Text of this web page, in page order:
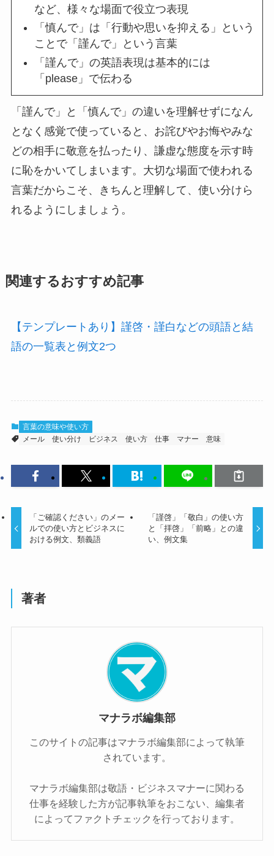
など、様々な場面で役立つ表現
「慎んで」は「行動や思いを抑える」という
ことで「謹んで」という言葉
「謹んで」の英語表現は基本的には
「please」で伝わる
「謹んで」と「慎んで」の違いを理解せずになん
となく感覚で使っていると、お詫びやお悔やみな
どの相手に敬意を払ったり、謙虚な態度を示す時
に恥をかいてしまいます。大切な場面で使われる
言葉だからこそ、きちんと理解して、使い分けら
れるようにしましょう。
関連するおすすめ記事
【テンプレートあり】謹啓・謹白などの頭語と結
語の一覧表と例文2つ
言葉の意味や使い方
メール
使い分け ビジネス 使い方 仕事 マナー 意味
「ご確認ください」のメー
ルでの使い方とビジネスに
おける例文、類義語
「謹啓」「敬白」の使い方
と「拝啓」「前略」との違
い、例文集
著者
マナラボ編集部
このサイトの記事はマナラボ編集部によって執筆
されています。
マナラボ編集部は敬語・ビジネスマナーに関わる
仕事を経験した方が記事執筆をおこない、編集者
によってファクトチェックを行っております。